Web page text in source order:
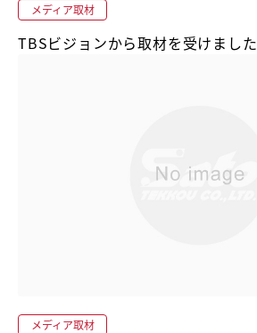
メディア取材
TBSビジョンから取材を受けました
メディア取材